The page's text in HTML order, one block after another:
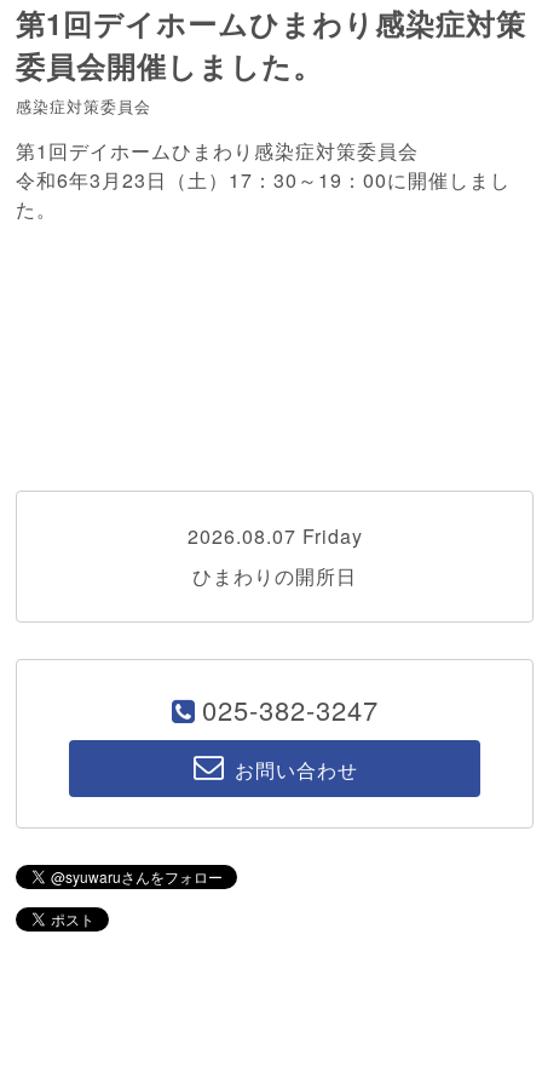
第1回デイホームひまわり感染症対策
委員会開催しました。
感染症対策委員会
第1回デイホームひまわり感染症対策委員会
令和6年3月23日（土）17：30～19：00に開催しまし
た。
2026.08.07 Friday
ひまわりの開所日
025-382-3247
お問い合わせ